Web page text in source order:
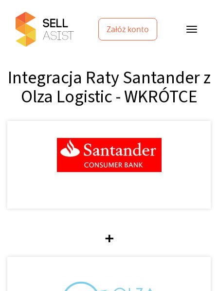
Załóż konto
Integracja Raty Santander z
Olza Logistic - WKRÓTCE
+